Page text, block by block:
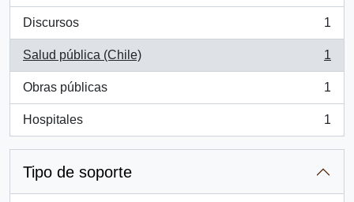
Discursos
, 1 resultados
1
Salud pública (Chile)
, 1 resultados
1
Obras públicas
, 1 resultados
1
Hospitales
, 1 resultados
1
Tipo de soporte